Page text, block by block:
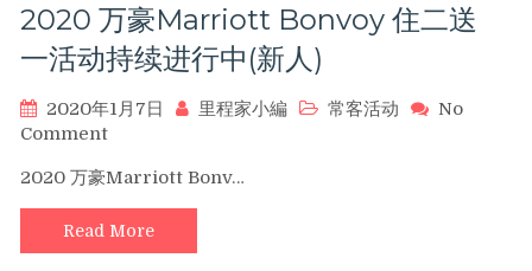
高
可
享
前)
2020 万豪Marriott Bonvoy 住二送
一活动持续进行中(新人)
2020年1月7日 里程家小編 常客活动
No
Commenton
万
豪
Marriott
Bonvoy
2020 万豪Marriott Bonv…
Read More